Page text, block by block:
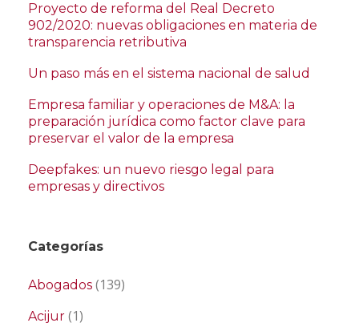
Proyecto de reforma del Real Decreto
902/2020: nuevas obligaciones en materia de
transparencia retributiva
Un paso más en el sistema nacional de salud
Empresa familiar y operaciones de M&A: la
preparación jurídica como factor clave para
preservar el valor de la empresa
Deepfakes: un nuevo riesgo legal para
empresas y directivos
Categorías
Abogados (139)
Acijur (1)